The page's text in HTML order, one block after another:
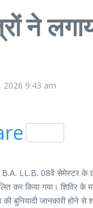
ने
2026 9:43 am
के B.A. LL.B. 08वें सेमेस्टर
कर किया गया। शिविर
बुनियादी जानकारी होने